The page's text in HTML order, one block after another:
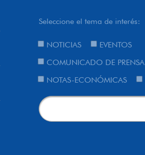
Seleccione el tema de interés:
NOTICIAS
EVENTOS
COMUNICADO DE PRENSA
NOTAS-ECONÓMICAS